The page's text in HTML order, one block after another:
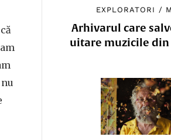
EXPLORATORI /
Arhivarul care
uitare muzicile din